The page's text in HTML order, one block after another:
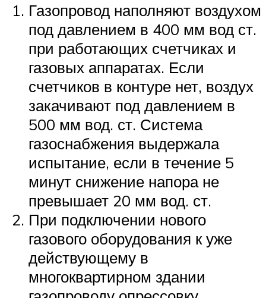
Газопровод наполняют воздухом
под давлением в 400 мм вод ст.
при работающих счетчиках и
газовых аппаратах. Если
счетчиков в контуре нет, воздух
закачивают под давлением в
500 мм вод. ст. Система
газоснабжения выдержала
испытание, если в течение 5
минут снижение напора не
превышает 20 мм вод. ст.
При подключении нового
газового оборудования к уже
действующему в
многоквартирном здании